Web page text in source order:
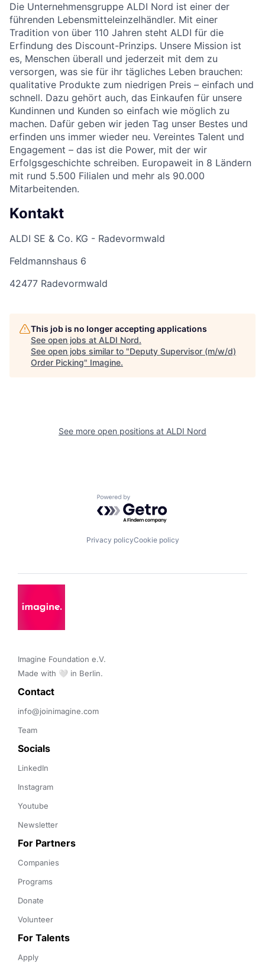
Die Unternehmensgruppe ALDI Nord ist einer der
führenden Lebensmitteleinzelhändler. Mit einer
Tradition von über 110 Jahren steht ALDI für die
Erfindung des Discount-Prinzips. Unsere Mission ist
es, Menschen überall und jederzeit mit dem zu
versorgen, was sie für ihr tägliches Leben brauchen:
qualitative Produkte zum niedrigen Preis – einfach und
schnell. Dazu gehört auch, das Einkaufen für unsere
Kundinnen und Kunden so einfach wie möglich zu
machen. Dafür geben wir jeden Tag unser Bestes und
erfinden uns immer wieder neu. Vereintes Talent und
Engagement – das ist die Power, mit der wir
Erfolgsgeschichte schreiben. Europaweit in 8 Ländern
mit rund 5.500 Filialen und mehr als 90.000
Mitarbeitenden.
Kontakt
ALDI SE & Co. KG - Radevormwald
Feldmannshaus 6
42477 Radevormwald
This job is no longer accepting applications
See open jobs at ALDI Nord.
See open jobs similar to "Deputy Supervisor (m/w/d)
Order Picking" Imagine.
See more open positions at ALDI Nord
Powered by Getro.com
Privacy policyCookie policy
Imagine Foundation e.V.
Made with 🤍 in Berlin.
Contact
info@joinimagine.com
Team
Socials
LinkedIn
Instagram
Youtube
Newsletter
For Partners
Companies
Programs
Donate
Volunteer
For Talents
Apply